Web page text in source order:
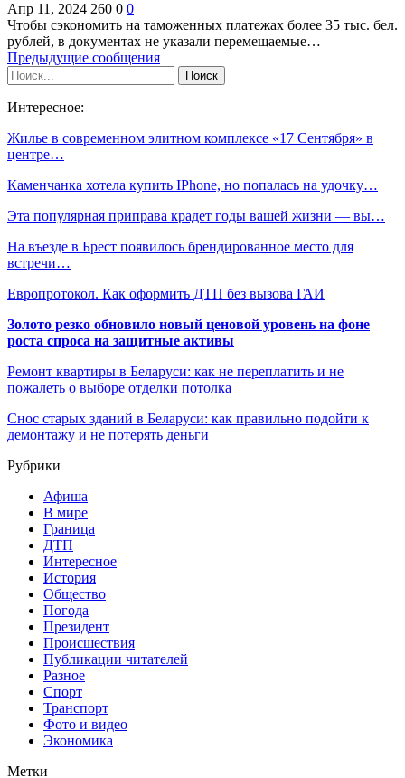
Апр 11, 2024 260 0 0
Чтобы сэкономить на таможенных платежах более 35 тыс. бел.
рублей, в документах не указали перемещаемые…
Предыдущие сообщения
Интересное:
Жилье в современном элитном комплексе «17 Сентября» в
центре…
Каменчанка хотела купить IPhone, но попалась на удочку…
Эта популярная приправа крадет годы вашей жизни — вы…
На въезде в Брест появилось брендированное место для
встречи…
Европротокол. Как оформить ДТП без вызова ГАИ
Золото резко обновило новый ценовой уровень на фоне
роста спроса на защитные активы
Ремонт квартиры в Беларуси: как не переплатить и не
пожалеть о выборе отделки потолка
Снос старых зданий в Беларуси: как правильно подойти к
демонтажу и не потерять деньги
Рубрики
Афиша
В мире
Граница
ДТП
Интересное
История
Общество
Погода
Президент
Происшествия
Публикации читателей
Разное
Спорт
Транспорт
Фото и видео
Экономика
Метки